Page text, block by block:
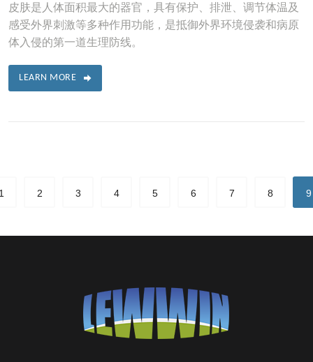
皮肤是人体面积最大的器官，具有保护、排泄、调节体温及
感受外界刺激等多种作用功能，是抵御外界环境侵袭和病原
体入侵的第一道生理防线。
LEARN MORE
2 3 4 5 6 7 8 9